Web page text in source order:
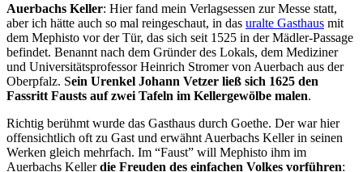
Auerbachs Keller: Hier fand mein Verlagsessen zur Messe statt,
aber ich hätte auch so mal reingeschaut, in das uralte Gasthaus mit
dem Mephisto vor der Tür, das sich seit 1525 in der Mädler-Passage
befindet. Benannt nach dem Gründer des Lokals, dem Mediziner
und Universitätsprofessor Heinrich Stromer von Auerbach aus der
Oberpfalz. Sein Urenkel Johann Vetzer ließ sich 1625 den
Fassritt Fausts auf zwei Tafeln im Kellergewölbe malen.
Richtig berühmt wurde das Gasthaus durch Goethe. Der war hier
offensichtlich oft zu Gast und erwähnt Auerbachs Keller in seinen
Werken gleich mehrfach. Im “Faust” will Mephisto ihm im
Auerbachs Kellerdie Freuden des einfachen Volkes vorführen: